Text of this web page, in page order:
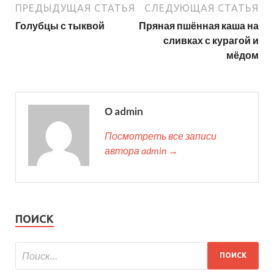
ПРЕДЫДУЩАЯ СТАТЬЯ
Голубцы с тыквой
СЛЕДУЮЩАЯ СТАТЬЯ
Пряная пшённая каша на
сливках с курагой и
мёдом
О admin
Посмотреть все записи
автора admin →
ПОИСК